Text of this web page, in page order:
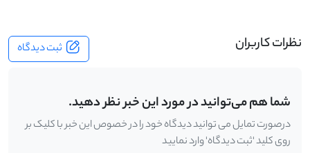
نظرات کاربران ثبت دیدگاه
شما هم می‌توانید در مورد این خبر نظر دهید.
درصورت تمایل می توانید دیدگاه خود را در خصوص این خبر با کلیک بر
روی کلید 'ثبت دیدگاه' وارد نمایید